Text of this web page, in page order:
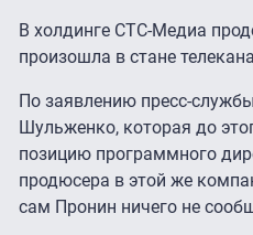
В холдинге СТС-Медиа
произошла в стане
По заявлению пресс-
Шульженко, которая до
позицию программного
продюсера в этой же
сам Пронин ничего не